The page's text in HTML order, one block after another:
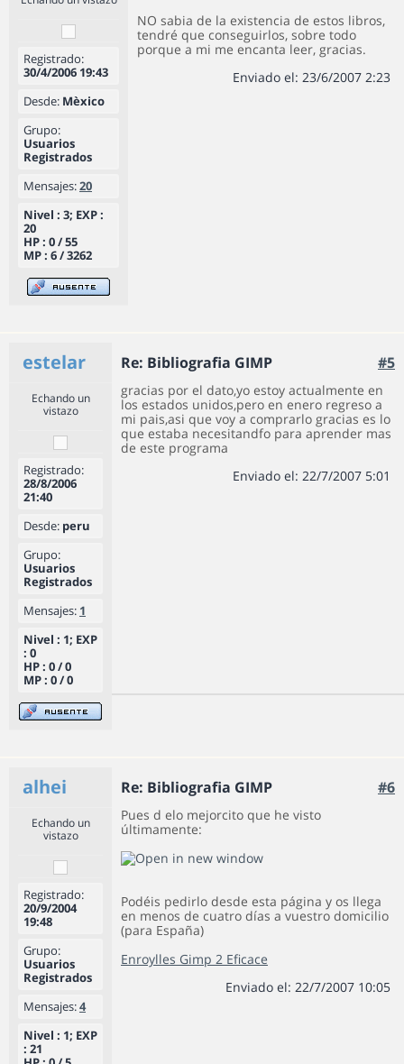
Registrado:
30/4/2006 19:43
Desde: Mèxico
Grupo:
Usuarios
Registrados
Mensajes:20
Nivel : 3; EXP :
20
HP : 0 / 55
MP : 6 / 3262
NO sabia de la existencia de estos libros,
tendré que conseguirlos, sobre todo
porque a mi me encanta leer, gracias.
Enviado el: 23/6/2007 2:23
estelar Re: Bibliografia GIMP #5
Echando un
vistazo
Registrado:
28/8/2006
21:40
Desde: peru
Grupo:
Usuarios
Registrados
Mensajes: 1
Nivel : 1; EXP
: 0
HP : 0 / 0
MP : 0 / 0
gracias por el dato,yo estoy actualmente en
los estados unidos,pero en enero regreso a
mi pais,asi que voy a comprarlo gracias es lo
que estaba necesitandfo para aprender mas
de este programa
Enviado el: 22/7/2007 5:01
alhei Re: Bibliografia GIMP #6
Echando un
vistazo
Registrado:
20/9/2004
19:48
Grupo:
Usuarios
Registrados
Mensajes:4
Nivel : 1; EXP
: 21
Pues d elo mejorcito que he visto
últimamente:
Podéis pedirlo desde esta página y os llega
en menos de cuatro días a vuestro domicilio
(para España)
Enroylles Gimp 2 Eficace
Enviado el: 22/7/2007 10:05